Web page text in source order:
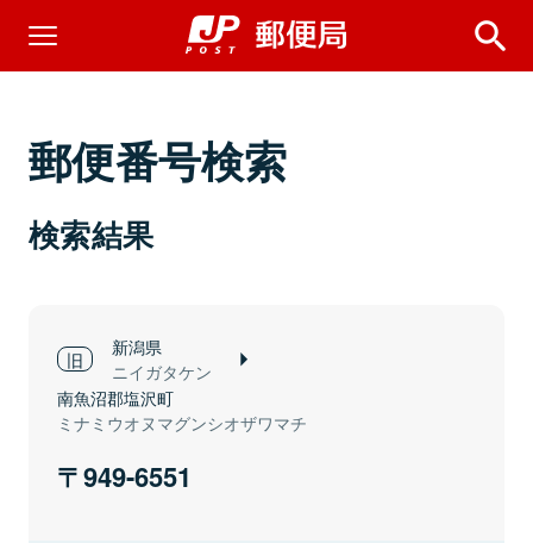
郵便番号検索
検索結果
新潟県
ニイガタケン
南魚沼郡塩沢町
ミナミウオヌマグンシオザワマチ
949-6551